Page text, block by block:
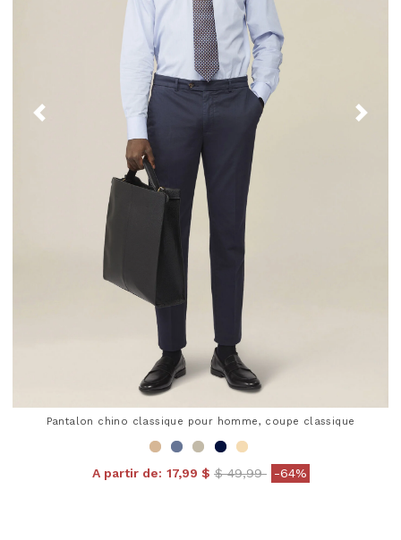
Pantalon chino classique pour homme, coupe classique
A partir de: 17,99 $ Price reduced from
$ 49,99to-64%